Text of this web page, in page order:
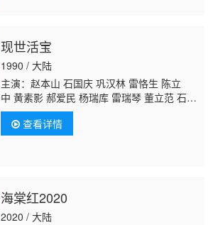
现世活宝
1990 / 大陆
主演：赵本山 石国庆 巩汉林 雷恪生 陈立
中 黄素影 郝爱民 杨瑞库 雷瑞琴 董立范 石一
夫 李金祥 郭达杨蕾
查看详情
海棠红2020
2020 / 大陆